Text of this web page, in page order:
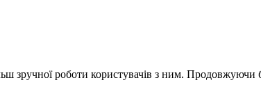
зручної роботи користувачів з ним.